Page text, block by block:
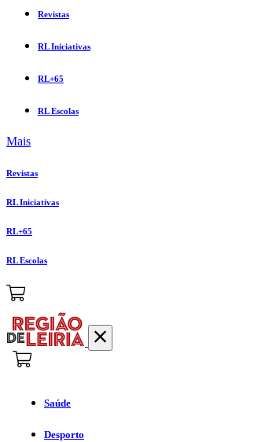
Revistas
RL Iniciativas
RL+65
RL Escolas
Mais
Revistas
RL Iniciativas
RL+65
RL Escolas
Saúde
Desporto